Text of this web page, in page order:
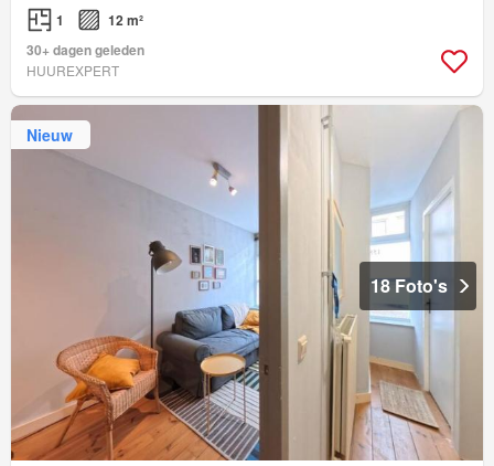
1
12 m²
30+ dagen geleden
HUUREXPERT
Nieuw
18 Foto's